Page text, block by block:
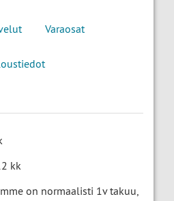
Varaosat
kk
on normaalisti 1v takuu,